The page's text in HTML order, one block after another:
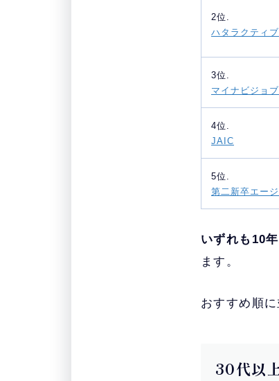
2位.
ハタラクティブ
3位.
マイナビジョブ
4位.
JAIC
5位.
第二新卒エー
いずれも10
ます。
おすすめ順
30代以